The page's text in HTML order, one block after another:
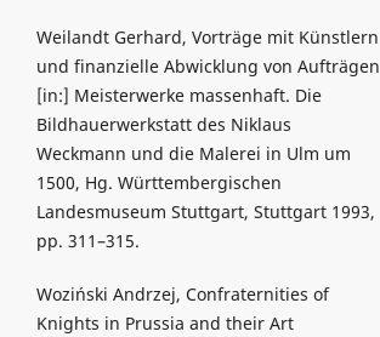
Weilandt Gerhard, Vorträge mit Künstlern
und finanzielle Abwicklung von Aufträgen
[in:] Meisterwerke massenhaft. Die
Bildhauerwerkstatt des Niklaus
Weckmann und die Malerei in Ulm um
1500, Hg. Württembergischen
Landesmuseum Stuttgart, Stuttgart 1993,
pp. 311–315.
Woziński Andrzej, Confraternities of
Knights in Prussia and their Art